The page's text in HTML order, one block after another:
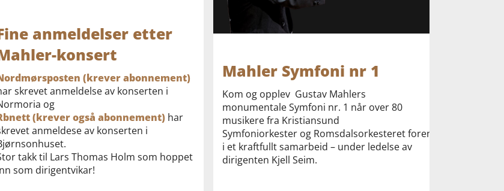
anmeldelser etter
konsert
(krever abonnement)
skrevet anmeldelse av konserten i
og
(krever også abonnement)har
anmeldese av konserten i
takk til Lars Thomas Holm som hoppet
som dirigentvikar!
Mahler Symfoni nr 1
Kom og opplev Gustav Mahlers
monumentale Symfoni nr. 1 når over 80
musikere fra Kristiansund
Symfoniorkester og Romsdalsorkesteret forenes
i et kraftfullt samarbeid – under ledelse av
dirigenten Kjell Seim.